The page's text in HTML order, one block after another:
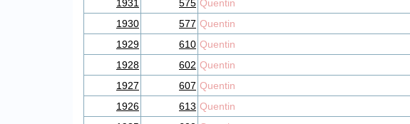
1931
575 Quentin
1930
577 Quentin
1929
610 Quentin
1928
602 Quentin
1927
607 Quentin
1926
613 Quentin